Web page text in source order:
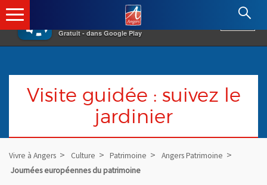
×
Gratuit - dans Google Play
Angers.fr : Retour à l'accueil
Visite guidée : suivez le
jardinier
Vivre à Angers Culture Patrimoine
Angers Patrimoine
Journées européennes du patrimoine